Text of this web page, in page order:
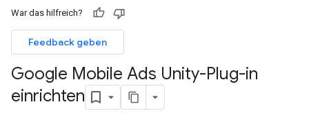
War das hilfreich?
Feedback geben
Google Mobile Ads Unity-Plug-in
einrichten